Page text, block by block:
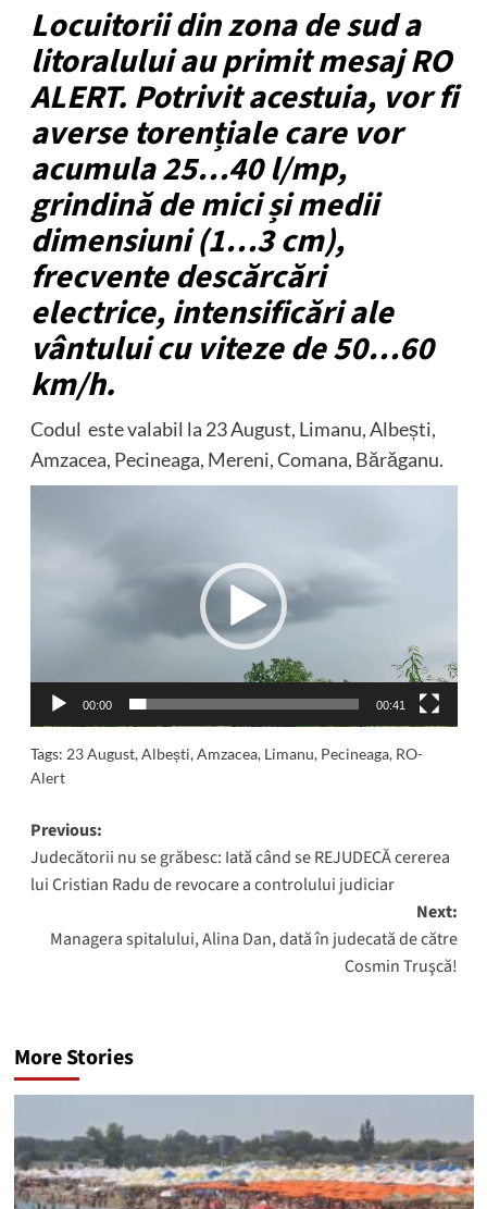
Locuitorii din zona de sud a
litoralului au primit mesaj RO
ALERT. Potrivit acestuia, vor fi
averse torențiale care vor
acumula 25…40 l/mp,
grindină de mici și medii
dimensiuni (1…3 cm),
frecvente descărcări
electrice, intensificări ale
vântului cu viteze de 50…60
km/h.
Codul este valabil la 23 August, Limanu, Albești,
Amzacea, Pecineaga, Mereni, Comana, Bărăganu.
00:00 00:41
Tags: 23 August,Albești,Amzacea, Limanu, Pecineaga, RO-
Alert
Post
navigation
Previous:
Judecătorii nu se grăbesc: Iată când se REJUDECĂ cererea
lui Cristian Radu de revocare a controlului judiciar
Next:
Managera spitalului, Alina Dan, dată în judecată de către
Cosmin Truşcă!
More Stories